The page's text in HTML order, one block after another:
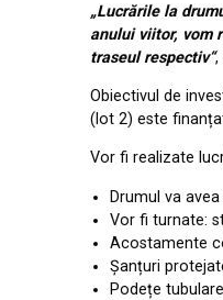
„Lucrările la
anului viitor, vom
traseul respectiv“,
Obiectivul de
(lot 2) este
Vor fi realizate
Drumul va
Vor fi turnate:
Acostamente
Șanțuri
Podețe